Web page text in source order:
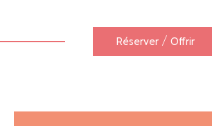
Réserver / Offrir